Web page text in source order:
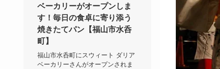
ベーカリーがオープンしま
す！毎日の食卓に寄り添う
焼きたてパン【福山市水呑
町】
福山市水呑町にスウィート ダリア
ベーカリーさんがオープンされま